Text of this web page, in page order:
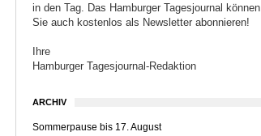
in den Tag. Das Hamburger Tagesjournal können
Sie auch kostenlos als Newsletter abonnieren!
Ihre
Hamburger Tagesjournal-Redaktion
ARCHIV
Sommerpause bis 17. August